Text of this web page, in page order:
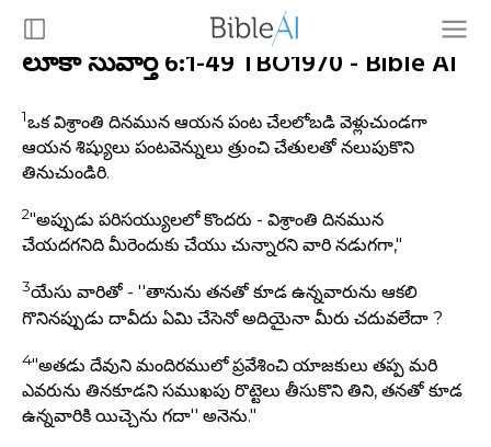
లూకా సువార్త 6:1-49 TBO1970 - Bible AI
1ఒక విశ్రాంతి దినమున ఆయన పంట చేలలోబడి వెళ్లుచుండగా
ఆయన శిష్యులు పంటవెన్నులు త్రుంచి చేతులతో నలుపుకొని
తినుచుండిరి.
2"అప్పుడు పరిసయ్యులలో కొందరు - విశ్రాంతి దినమున
చేయదగనిది మీరెందుకు చేయు చున్నారని వారి నడుగగా,"
3యేసు వారితో - ''తానును తనతో కూడ ఉన్నవారును ఆకలి
గొనినప్పుడు దావీదు ఏమి చేసెనో అదియైనా మీరు చదువలేదా ?
4"అతడు దేవుని మందిరములో ప్రవేశించి యాజకులు తప్ప మరి
ఎవరును తినకూడని సముఖపు రొట్టెలు తీసుకొని తిని, తనతో కూడ
ఉన్నవారికి యిచ్చెను గదా'' అనెను."